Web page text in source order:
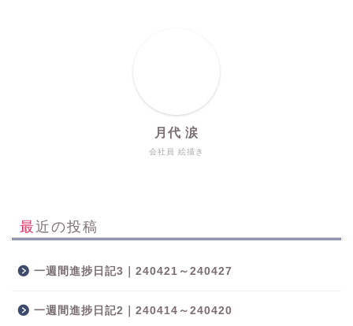
会社員 絵描き
月代 涙
最近の投稿
一週間進捗日記3｜240421～240427
一週間進捗日記2｜240414～240420